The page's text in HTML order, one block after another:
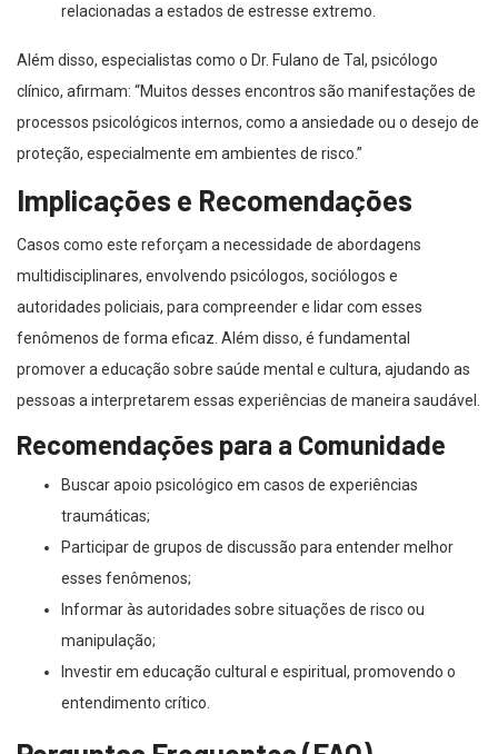
relacionadas a estados de estresse extremo.
Além disso, especialistas como o Dr. Fulano de Tal, psicólogo
clínico, afirmam: “Muitos desses encontros são manifestações de
processos psicológicos internos, como a ansiedade ou o desejo de
proteção, especialmente em ambientes de risco.”
Implicações e Recomendações
Casos como este reforçam a necessidade de abordagens
multidisciplinares, envolvendo psicólogos, sociólogos e
autoridades policiais, para compreender e lidar com esses
fenômenos de forma eficaz. Além disso, é fundamental
promover a educação sobre saúde mental e cultura, ajudando as
pessoas a interpretarem essas experiências de maneira saudável.
Recomendações para a Comunidade
Buscar apoio psicológico em casos de experiências
traumáticas;
Participar de grupos de discussão para entender melhor
esses fenômenos;
Informar às autoridades sobre situações de risco ou
manipulação;
Investir em educação cultural e espiritual, promovendo o
entendimento crítico.